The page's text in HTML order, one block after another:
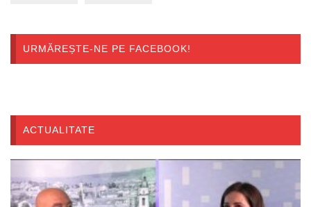
URMĂREȘTE-NE PE FACEBOOK!
ACTUALITATE